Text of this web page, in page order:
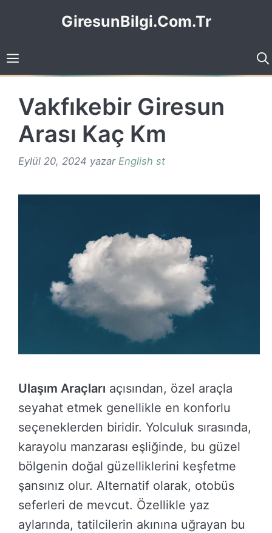
GiresunBilgi.Com.Tr
Vakfıkebir Giresun
Arası Kaç Km
Eylül 20, 2024 yazar English st
Ulaşım Araçları açısından, özel araçla
seyahat etmek genellikle en konforlu
seçeneklerden biridir. Yolculuk sırasında,
karayolu manzarası eşliğinde, bu güzel
bölgenin doğal güzelliklerini keşfetme
şansınız olur. Alternatif olarak, otobüs
seferleri de mevcut. Özellikle yaz
aylarında, tatilcilerin akınına uğrayan bu